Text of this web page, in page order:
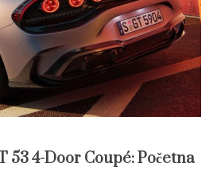
53 4-Door Coupé: Početna